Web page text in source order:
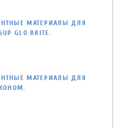
МАТЕРИАЛЫ ДЛЯ
GLO BRITE.
МАТЕРИАЛЫ ДЛЯ